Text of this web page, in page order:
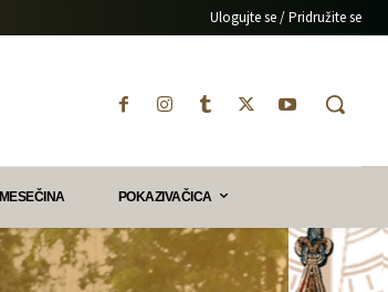
Ulogujte se / Pridružite se
MESEČINA POKAZIVAČICA